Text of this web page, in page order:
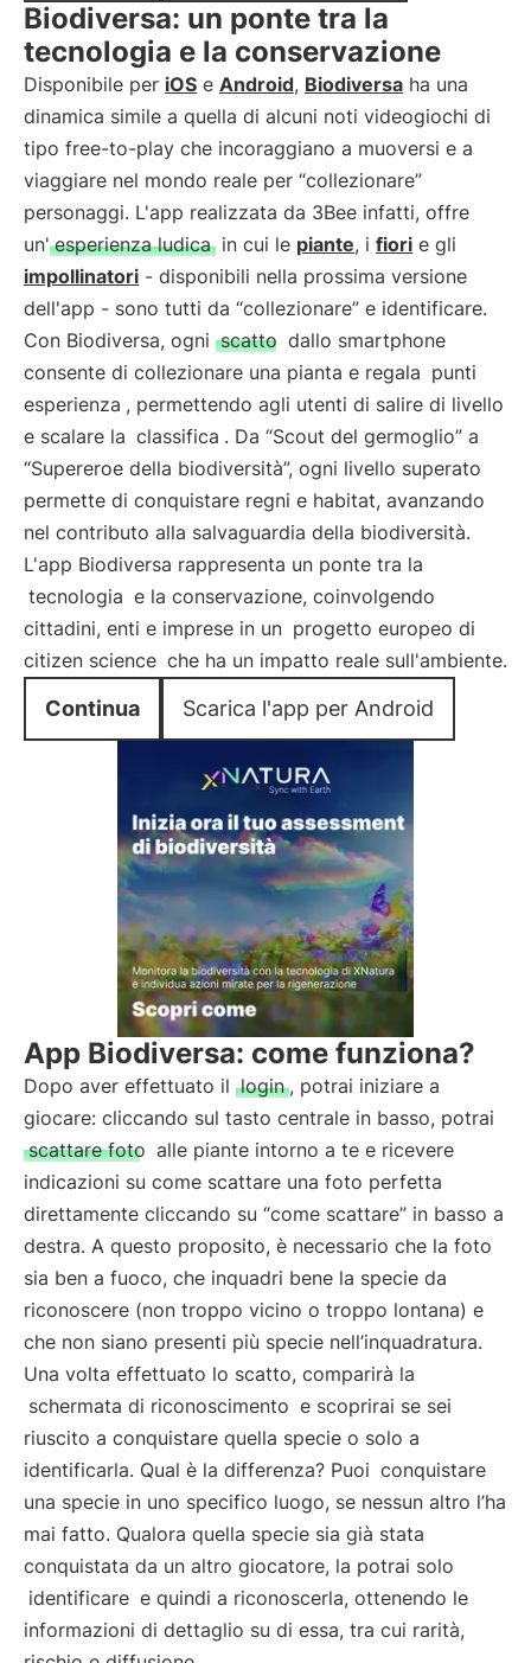
Biodiversa: un ponte tra la
tecnologia e la conservazione
Disponibile per iOS e Android, Biodiversa ha una
dinamica simile a quella di alcuni noti videogiochi di
tipo free-to-play che incoraggiano a muoversi e a
viaggiare nel mondo reale per “collezionare”
personaggi. L'app realizzata da 3Bee infatti, offre
un' esperienza ludica in cui le piante, i fiori e gli
impollinatori - disponibili nella prossima versione
dell'app - sono tutti da “collezionare” e identificare.
Con Biodiversa, ogni scatto dallo smartphone
consente di collezionare una pianta e regala punti
esperienza , permettendo agli utenti di salire di livello
e scalare la classifica . Da “Scout del germoglio” a
“Supereroe della biodiversità”, ogni livello superato
permette di conquistare regni e habitat, avanzando
nel contributo alla salvaguardia della biodiversità.
L'app Biodiversa rappresenta un ponte tra la
tecnologia e la conservazione, coinvolgendo
cittadini, enti e imprese in un progetto europeo di
citizen science che ha un impatto reale sull'ambiente.
Continua Scarica l'app per Android
App Biodiversa: come funziona?
Dopo aver effettuato il login , potrai iniziare a
giocare: cliccando sul tasto centrale in basso, potrai
scattare foto alle piante intorno a te e ricevere
indicazioni su come scattare una foto perfetta
direttamente cliccando su “come scattare” in basso a
destra. A questo proposito, è necessario che la foto
sia ben a fuoco, che inquadri bene la specie da
riconoscere (non troppo vicino o troppo lontana) e
che non siano presenti più specie nell’inquadratura.
Una volta effettuato lo scatto, comparirà la
schermata di riconoscimento e scoprirai se sei
riuscito a conquistare quella specie o solo a
identificarla. Qual è la differenza? Puoi conquistare
una specie in uno specifico luogo, se nessun altro l’ha
mai fatto. Qualora quella specie sia già stata
conquistata da un altro giocatore, la potrai solo
identificare e quindi a riconoscerla, ottenendo le
informazioni di dettaglio su di essa, tra cui rarità,